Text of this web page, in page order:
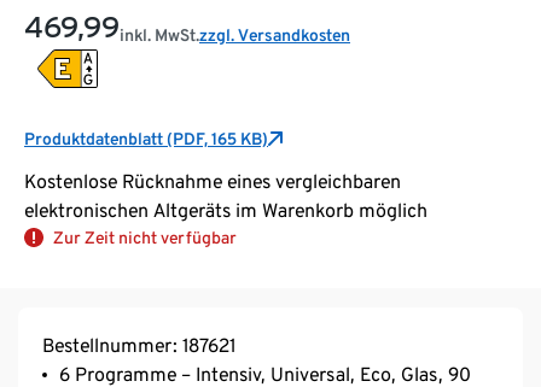
469,99inkl. MwSt.zzgl. Versandkosten
Produktdatenblatt (PDF, 165 KB)
Kostenlose Rücknahme eines vergleichbaren
elektronischen Altgeräts im Warenkorb möglich
Zur Zeit nicht verfügbar
Bestellnummer: 187621
6 Programme – Intensiv, Universal, Eco, Glas, 90